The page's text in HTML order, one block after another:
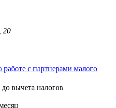
20
с партнерами малого
до вычета налогов